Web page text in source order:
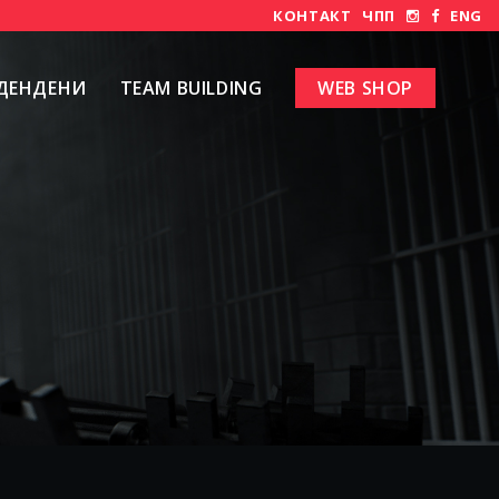
ENG
ЧПП
КОНТАКТ
TEAM BUILDING WEB SHOP